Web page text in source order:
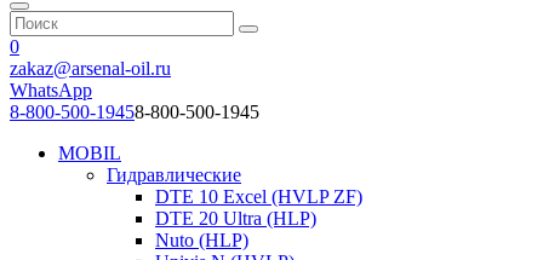
0
zakaz@arsenal-oil.ru
WhatsApp
8-800-500-19458-800-500-1945
MOBIL
Гидравлические
DTE 10 Excel (HVLP ZF)
DTE 20 Ultra (HLP)
Nuto (HLP)